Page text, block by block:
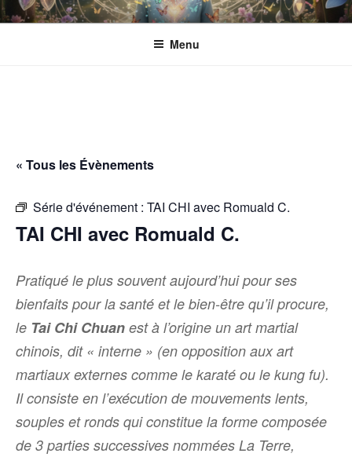
Aller
au
ESPACE ECLOSION
Gérée par l'Association CANTACORDA. L'association s’implique pour
une meilleure inclusion sociale et culturelle des personnes en situation
Menu
« Tous les Évènements
Série d'événement : TAI CHI avec Romuald C.
TAI CHI avec Romuald C.
Pratiqué le plus souvent aujourd’hui pour ses
bienfaits pour la santé et le bien-être qu’il procure,
le Tai Chi Chuan est à l’origine un art martial
chinois, dit « interne » (en opposition aux art
martiaux externes comme le karaté ou le kung fu).
Il consiste en l’exécution de mouvements lents,
souples et ronds qui constitue la forme composée
de 3 parties successives nommées La Terre,